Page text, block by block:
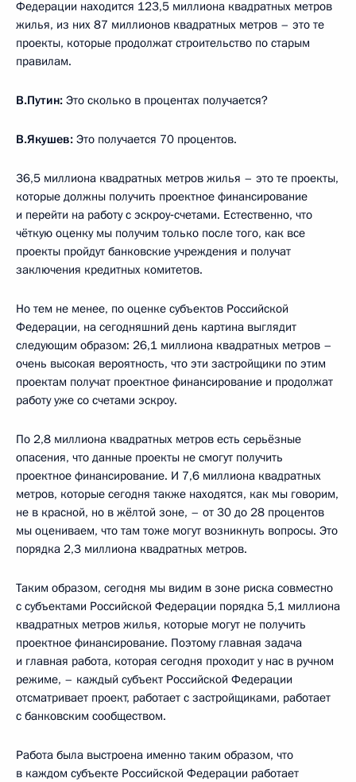
Федерации находится 123,5 миллиона квадратных метров
жилья, из них 87 миллионов квадратных метров – это те
проекты, которые продолжат строительство по старым
правилам.
В.Путин: Это сколько в процентах получается?
В.Якушев: Это получается 70 процентов.
36,5 миллиона квадратных метров жилья – это те проекты,
которые должны получить проектное финансирование
и перейти на работу с эскроу‑счетами. Естественно, что
чёткую оценку мы получим только после того, как все
проекты пройдут банковские учреждения и получат
заключения кредитных комитетов.
Но тем не менее, по оценке субъектов Российской
Федерации, на сегодняшний день картина выглядит
следующим образом: 26,1 миллиона квадратных метров –
очень высокая вероятность, что эти застройщики по этим
проектам получат проектное финансирование и продолжат
работу уже со счетами эскроу.
По 2,8 миллиона квадратных метров есть серьёзные
опасения, что данные проекты не смогут получить
проектное финансирование. И 7,6 миллиона квадратных
метров, которые сегодня также находятся, как мы говорим,
не в красной, но в жёлтой зоне, – от 30 до 28 процентов
мы оцениваем, что там тоже могут возникнуть вопросы. Это
порядка 2,3 миллиона квадратных метров.
Таким образом, сегодня мы видим в зоне риска совместно
с субъектами Российской Федерации порядка 5,1 миллиона
квадратных метров жилья, которые могут не получить
проектное финансирование. Поэтому главная задача
и главная работа, которая сегодня проходит у нас в ручном
режиме, – каждый субъект Российской Федерации
отсматривает проект, работает с застройщиками, работает
с банковским сообществом.
Работа была выстроена именно таким образом, что
в каждом субъекте Российской Федерации работает